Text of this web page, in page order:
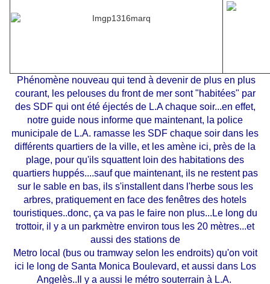
Phénomène nouveau qui tend à devenir de plus en plus
courant, les pelouses du front de mer sont "habitées" par
des SDF qui ont été éjectés de L.A chaque soir...en effet,
notre guide nous informe que maintenant, la police
municipale de L.A. ramasse les SDF chaque soir dans les
différents quartiers de la ville, et les amène ici, près de la
plage, pour qu'ils squattent loin des habitations des
quartiers huppés....sauf que maintenant, ils ne restent pas
sur le sable en bas, ils s'installent dans l'herbe sous les
arbres, pratiquement en face des fenêtres des hotels
touristiques..donc, ça va pas le faire non plus...Le long du
trottoir, il y a un parkmètre environ tous les 20 mètres...et
aussi des stations de
Metro local (bus ou tramway selon les endroits) qu'on voit
ici le long de Santa Monica Boulevard, et aussi dans Los
Angelès..Il y a aussi le métro souterrain à L.A.